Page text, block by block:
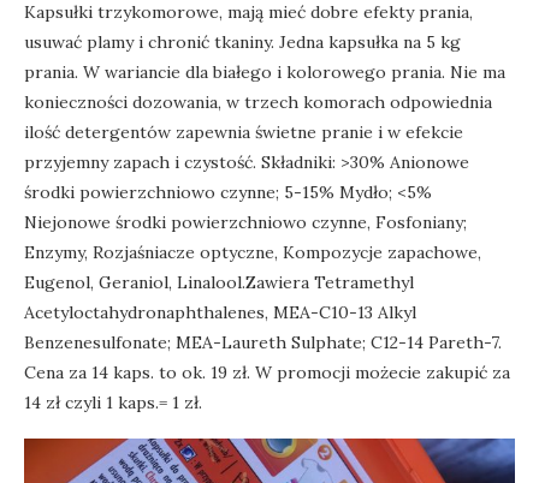
Kapsułki trzykomorowe, mają mieć dobre efekty prania,
usuwać plamy i chronić tkaniny. Jedna kapsułka na 5 kg
prania. W wariancie dla białego i kolorowego prania. Nie ma
konieczności dozowania, w trzech komorach odpowiednia
ilość detergentów zapewnia świetne pranie i w efekcie
przyjemny zapach i czystość. Składniki: >30% Anionowe
środki powierzchniowo czynne; 5-15% Mydło; <5%
Niejonowe środki powierzchniowo czynne, Fosfoniany;
Enzymy, Rozjaśniacze optyczne, Kompozycje zapachowe,
Eugenol, Geraniol, Linalool.Zawiera Tetramethyl
Acetyloctahydronaphthalenes, MEA-C10-13 Alkyl
Benzenesulfonate; MEA-Laureth Sulphate; C12-14 Pareth-7.
Cena za 14 kaps. to ok. 19 zł. W promocji możecie zakupić za
14 zł czyli 1 kaps.= 1 zł.